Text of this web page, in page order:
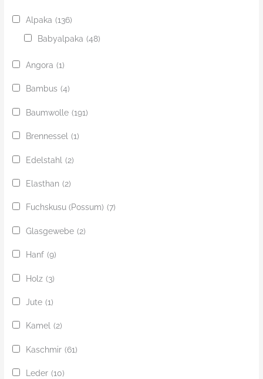
Alpaka (136)
Babyalpaka (48)
Angora (1)
Bambus (4)
Baumwolle (191)
Brennessel (1)
Edelstahl (2)
Elasthan (2)
Fuchskusu (Possum) (7)
Glasgewebe (2)
Hanf (9)
Holz (3)
Jute (1)
Kamel (2)
Kaschmir (61)
Leder (10)